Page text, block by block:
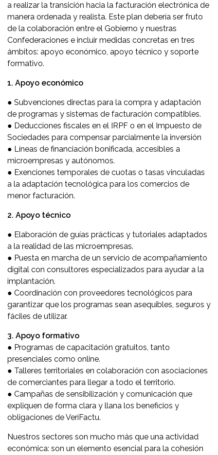
a realizar la transición hacia la facturación electrónica de
manera ordenada y realista. Este plan debería ser fruto
de la colaboración entre el Gobierno y nuestras
Confederaciones e incluir medidas concretas en tres
ámbitos: apoyo económico, apoyo técnico y soporte
formativo.
1. Apoyo económico
● Subvenciones directas para la compra y adaptación
de programas y sistemas de facturación compatibles.
● Deducciones fiscales en el IRPF o en el Impuesto de
Sociedades para compensar parcialmente la inversión
● Líneas de financiación bonificada, accesibles a
microempresas y autónomos.
● Exenciones temporales de cuotas o tasas vinculadas
a la adaptación tecnológica para los comercios de
menor facturación.
2. Apoyo técnico
● Elaboración de guías prácticas y tutoriales adaptados
a la realidad de las microempresas.
● Puesta en marcha de un servicio de acompañamiento
digital con consultores especializados para ayudar a la
implantación.
● Coordinación con proveedores tecnológicos para
garantizar que los programas sean asequibles, seguros y
fáciles de utilizar.
3. Apoyo formativo
● Programas de capacitación gratuitos, tanto
presenciales como online.
● Talleres territoriales en colaboración con asociaciones
de comerciantes para llegar a todo el territorio.
● Campañas de sensibilización y comunicación que
expliquen de forma clara y llana los beneficios y
obligaciones de VeriFactu.
Nuestros sectores son mucho más que una actividad
económica: son un elemento esencial para la cohesión